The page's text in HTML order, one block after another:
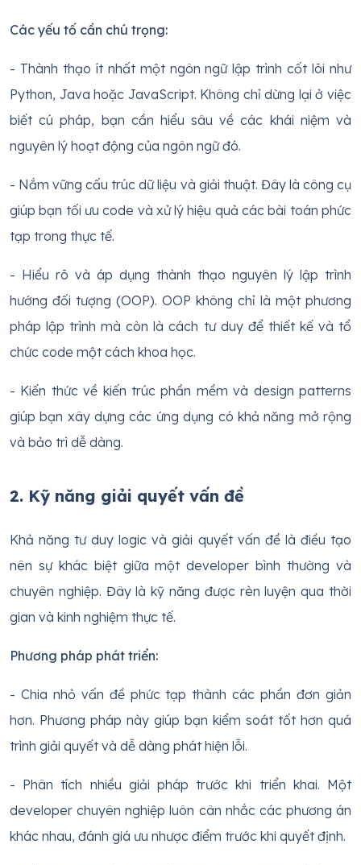
Các yếu tố cần chú trọng:
- Thành thạo ít nhất một ngôn ngữ lập trình cốt lõi như
Python, Java hoặc JavaScript. Không chỉ dừng lại ở việc
biết cú pháp, bạn cần hiểu sâu về các khái niệm và
nguyên lý hoạt động của ngôn ngữ đó.
- Nắm vững cấu trúc dữ liệu và giải thuật. Đây là công cụ
giúp bạn tối ưu code và xử lý hiệu quả các bài toán phức
tạp trong thực tế.
- Hiểu rõ và áp dụng thành thạo nguyên lý lập trình
hướng đối tượng (OOP). OOP không chỉ là một phương
pháp lập trình mà còn là cách tư duy để thiết kế và tổ
chức code một cách khoa học.
- Kiến thức về kiến trúc phần mềm và design patterns
giúp bạn xây dựng các ứng dụng có khả năng mở rộng
và bảo trì dễ dàng.
2. Kỹ năng giải quyết vấn đề
Khả năng tư duy logic và giải quyết vấn đề là điều tạo
nên sự khác biệt giữa một developer bình thường và
chuyên nghiệp. Đây là kỹ năng được rèn luyện qua thời
gian và kinh nghiệm thực tế.
Phương pháp phát triển:
- Chia nhỏ vấn đề phức tạp thành các phần đơn giản
hơn. Phương pháp này giúp bạn kiểm soát tốt hơn quá
trình giải quyết và dễ dàng phát hiện lỗi.
- Phân tích nhiều giải pháp trước khi triển khai. Một
developer chuyên nghiệp luôn cân nhắc các phương án
khác nhau, đánh giá ưu nhược điểm trước khi quyết định.